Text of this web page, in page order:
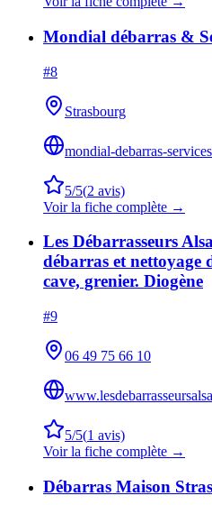
Mondial débarras &
#8
Strasbourg
mondial-debarras-
5/5(2 avis)
Voir la fiche complète →
Les Débarrasseurs
débarras et nettoyage
cave, grenier. Diogène
#9
06 49 75 66 10
5/5(1 avis)
Voir la fiche complète →
Débarras Maison